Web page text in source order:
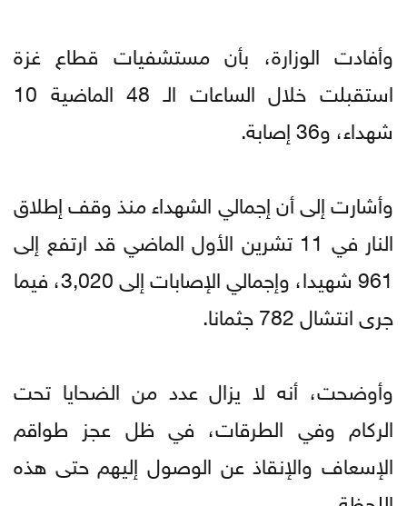
وأفادت الوزارة، بأن مستشفيات قطاع غزة
استقبلت خلال الساعات الـ 48 الماضية 10
شهداء، و36 إصابة.
وأشارت إلى أن إجمالي الشهداء منذ وقف إطلاق
النار في 11 تشرين الأول الماضي قد ارتفع إلى
961 شهيدا، وإجمالي الإصابات إلى 3,020، فيما
جرى انتشال 782 جثمانا.
وأوضحت، أنه لا يزال عدد من الضحايا تحت
الركام وفي الطرقات، في ظل عجز طواقم
الإسعاف والإنقاذ عن الوصول إليهم حتى هذه